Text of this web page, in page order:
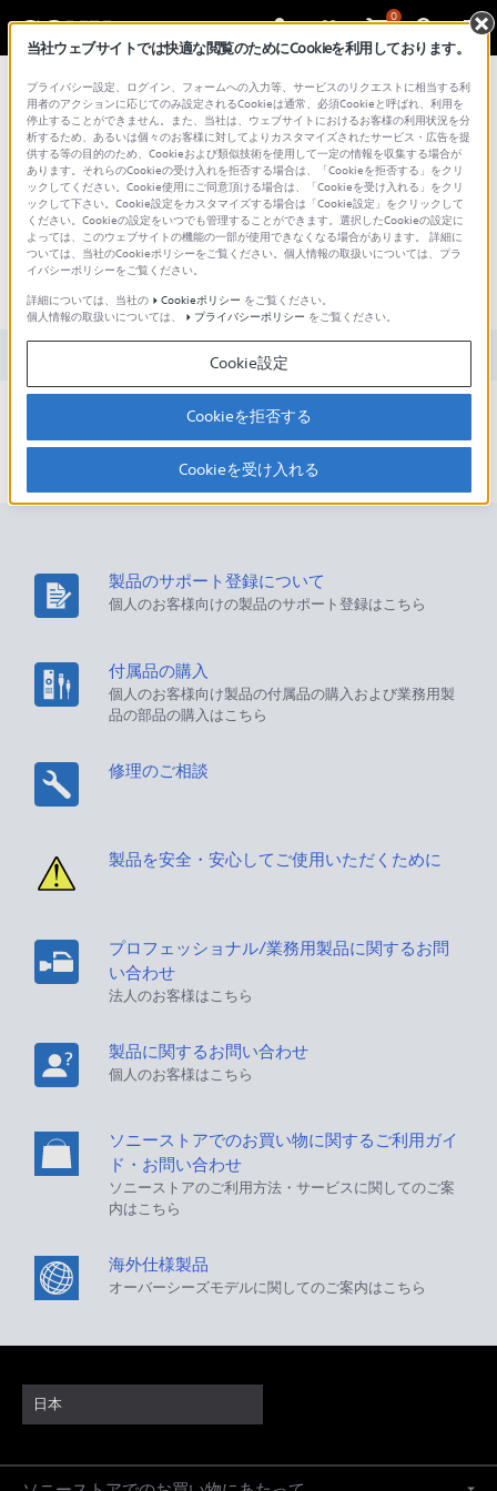
0
総合サポート・お問い合わせ
文書番号 : 00283649 / 最終更新日 : 2025/03/11
Xperia Stream設定でLEDの消灯を
ONにしているのににXQZ-GG01の
LEDが光ります。
対象製品カテゴリー・製品
緊急停止中、LEDは「LEDの消灯」設定に関わらず点灯、点滅しま
製品のサポート登録について
個人のお客様向けの製品のサポート登録はこちら
付属品の購入
個人のお客様向け製品の付属品の購入および業務用製
品の部品の購入はこちら
修理のご相談
製品を安全・安心してご使用いただくために
プロフェッショナル/業務用製品に関するお問
い合わせ
法人のお客様はこちら
製品に関するお問い合わせ
個人のお客様はこちら
ソニーストアでのお買い物に関するご利用ガイ
ド・お問い合わせ
ソニーストアのご利用方法・サービスに関してのご案
内はこちら
海外仕様製品
オーバーシーズモデルに関してのご案内はこちら
日本
当社ウェブサイトでは快適な閲覧のためにCookieを利用しております。
プライバシー設定、ログイン、フォームへの入力等、サービスのリクエストに相当する利
用者のアクションに応じてのみ設定されるCookieは通常、必須Cookieと呼ばれ、利用を
停止することができません。また、当社は、ウェブサイトにおけるお客様の利用状況を分
析するため、あるいは個々のお客様に対してよりカスタマイズされたサービス・広告を提
供する等の目的のため、Cookieおよび類似技術を使用して一定の情報を収集する場合が
あります。それらのCookieの受け入れを拒否する場合は、「Cookieを拒否する」をクリ
ックしてください。Cookie使用にご同意頂ける場合は、「Cookieを受け入れる」をクリ
ックして下さい。Cookie設定をカスタマイズする場合は「Cookie設定」をクリックして
ください。Cookieの設定をいつでも管理することができます。選択したCookieの設定に
よっては、このウェブサイトの機能の一部が使用できなくなる場合があります。 詳細に
ついては、当社のCookieポリシーをご覧ください。個人情報の取扱いについては、プラ
イバシーポリシーをご覧ください。
詳細については、当社の
Cookieポリシー をご覧ください。
個人情報の取扱いについては、
プライバシーポリシー をご覧ください。
Cookie設定
Cookieを拒否する
Cookieを受け入れる